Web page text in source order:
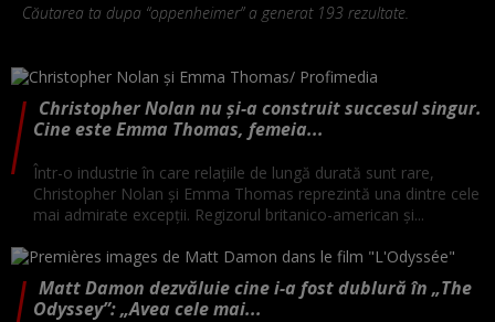
Căutarea ta dupa “oppenheimer” a generat 193 rezultate.
Christopher Nolan nu și-a construit succesul singur.
Cine este Emma Thomas, femeia...
Într-o industrie în care relațiile de lungă durată sunt rare,
Christopher Nolan și Emma Thomas reprezintă una dintre cele
mai admirate excepții. Regizorul britanico-american și...
Matt Damon dezvăluie cine i-a fost dublură în „The
Odyssey”: „Avea cele mai...